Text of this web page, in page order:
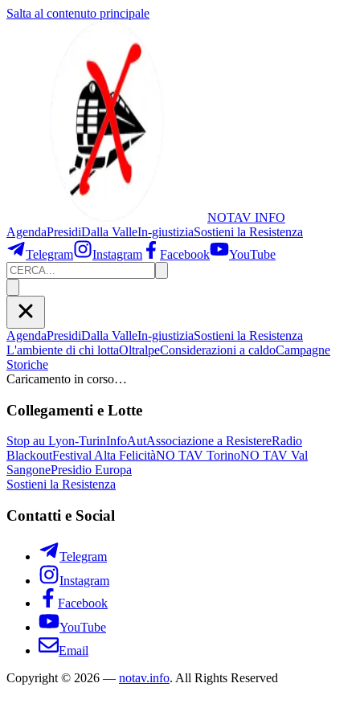
Salta al contenuto principale
NOTAV INFO
AgendaPresidiDalla ValleIn-giustiziaSostieni la Resistenza
Telegram
Instagram Facebook YouTube
AgendaPresidiDalla ValleIn-giustiziaSostieni la Resistenza
L'ambiente di chi lottaOltralpeConsiderazioni a caldoCampagne
Storiche
Caricamento in corso…
Collegamenti e Lotte
Stop au Lyon-TurinInfoAutAssociazione a ResistereRadio
BlackoutFestival Alta FelicitàNO TAV TorinoNO TAV Val
SangonePresidio Europa
Sostieni la Resistenza
Contatti e Social
Telegram
Instagram
Facebook
YouTube
Email
Copyright © 2026 — notav.info. All Rights Reserved